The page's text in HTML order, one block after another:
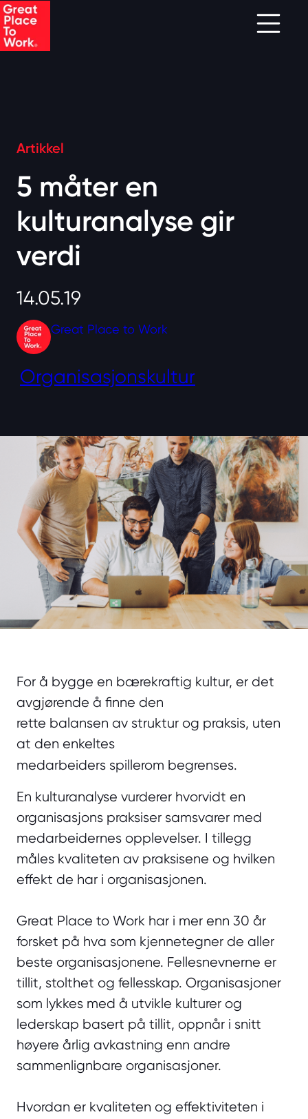
Skip to main content
Artikkel
5 måter en
kulturanalyse gir
verdi
14.05.19
Great Place to Work
Organisasjonskultur
For å bygge en bærekraftig kultur, er det
avgjørende å finne den
rette balansen av struktur og praksis, uten
at den enkeltes
medarbeiders spillerom begrenses.
En kulturanalyse vurderer hvorvidt en
organisasjons praksiser samsvarer med
medarbeidernes opplevelser. I tillegg
måles kvaliteten av praksisene og hvilken
effekt de har i organisasjonen.
Great Place to Work har i mer enn 30 år
forsket på hva som kjennetegner de aller
beste organisasjonene. Fellesnevnerne er
tillit, stolthet og fellesskap. Organisasjoner
som lykkes med å utvikle kulturer og
lederskap basert på tillit, oppnår i snitt
høyere årlig avkastning enn andre
sammenlignbare organisasjoner.
Hvordan er kvaliteten og effektiviteten i